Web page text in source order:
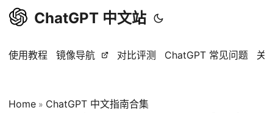
ChatGPT 中文站
使用教程 镜像导航 对比评测 ChatGPT 常见问题 关
Home » ChatGPT 中文指南合集